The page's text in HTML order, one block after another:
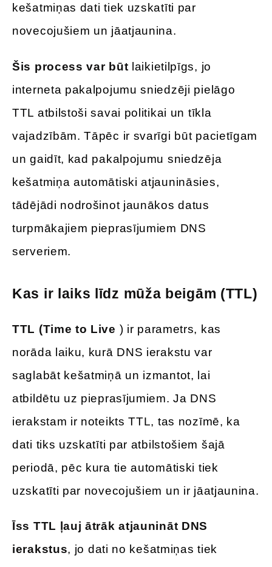
kešatmiņas dati tiek uzskatīti par
novecojušiem un jāatjaunina.
Šis process var būt laikietilpīgs, jo
interneta pakalpojumu sniedzēji pielāgo
TTL atbilstoši savai politikai un tīkla
vajadzībām. Tāpēc ir svarīgi būt pacietīgam
un gaidīt, kad pakalpojumu sniedzēja
kešatmiņa automātiski atjaunināsies,
tādējādi nodrošinot jaunākos datus
turpmākajiem pieprasījumiem DNS
serveriem.
Kas ir laiks līdz mūža beigām (TTL)
TTL (Time to Live ) ir parametrs, kas
norāda laiku, kurā DNS ierakstu var
saglabāt kešatmiņā un izmantot, lai
atbildētu uz pieprasījumiem. Ja DNS
ierakstam ir noteikts TTL, tas nozīmē, ka
dati tiks uzskatīti par atbilstošiem šajā
periodā, pēc kura tie automātiski tiek
uzskatīti par novecojušiem un ir jāatjaunina.
Īss TTL ļauj ātrāk atjaunināt DNS
ierakstus, jo dati no kešatmiņas tiek